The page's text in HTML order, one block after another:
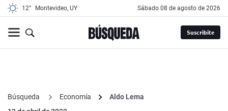
12° Montevideo, UY sábado 08 de agosto de 2026
Suscribite
Búsqueda Economía
Aldo Lema